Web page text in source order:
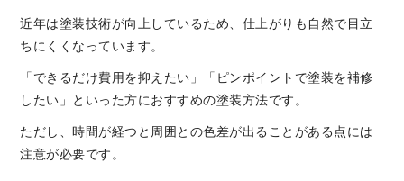
近年は塗装技術が向上しているため、仕上がりも自然で目立
ちにくくなっています。
「できるだけ費用を抑えたい」「ピンポイントで塗装を補修
したい」といった方におすすめの塗装方法です。
ただし、時間が経つと周囲との色差が出ることがある点には
注意が必要です。